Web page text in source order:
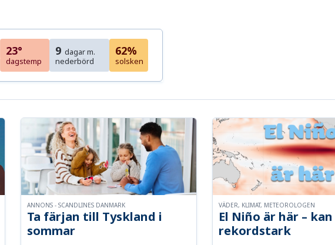
23°
dagstemp
9 dagar m.
nederbörd
62%
solsken
Ta färjan till Tyskland i
sommar
ANNONS - SCANDLINES DANMARK
El Niño är här –
rekordstark
VÄDER, KLIMAT, METEOROLOGEN